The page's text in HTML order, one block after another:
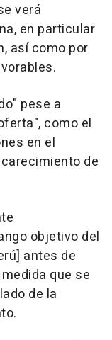
verá
en particular
así como por
pese a
como el
en el
de
objetivo del
antes de
que se
de la